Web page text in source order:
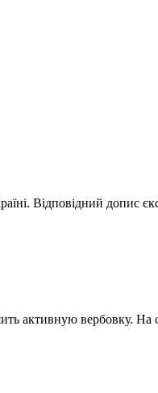
Відповідний допис
активную вербовку. На